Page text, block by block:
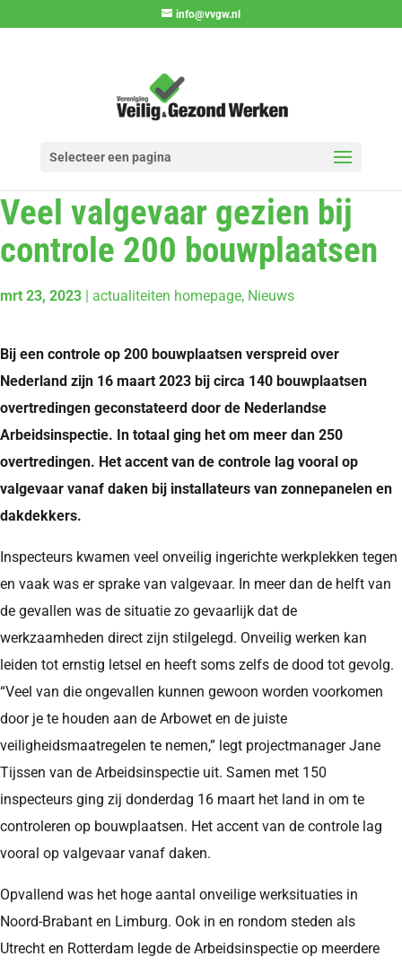
info@vvgw.nl
Selecteer een pagina
Veel valgevaar gezien bij
controle 200 bouwplaatsen
mrt 23, 2023 | actualiteiten homepage, Nieuws
Bij een controle op 200 bouwplaatsen verspreid over
Nederland zijn 16 maart 2023 bij circa 140 bouwplaatsen
overtredingen geconstateerd door de Nederlandse
Arbeidsinspectie. In totaal ging het om meer dan 250
overtredingen. Het accent van de controle lag vooral op
valgevaar vanaf daken bij installateurs van zonnepanelen en
dakdekkers.
Inspecteurs kwamen veel onveilig ingerichte werkplekken tegen
en vaak was er sprake van valgevaar. In meer dan de helft van
de gevallen was de situatie zo gevaarlijk dat de
werkzaamheden direct zijn stilgelegd. Onveilig werken kan
leiden tot ernstig letsel en heeft soms zelfs de dood tot gevolg.
“Veel van die ongevallen kunnen gewoon worden voorkomen
door je te houden aan de Arbowet en de juiste
veiligheidsmaatregelen te nemen,” legt projectmanager Jane
Tijssen van de Arbeidsinspectie uit. Samen met 150
inspecteurs ging zij donderdag 16 maart het land in om te
controleren op bouwplaatsen. Het accent van de controle lag
vooral op valgevaar vanaf daken.
Opvallend was het hoge aantal onveilige werksituaties in
Noord-Brabant en Limburg. Ook in en rondom steden als
Utrecht en Rotterdam legde de Arbeidsinspectie op meerdere